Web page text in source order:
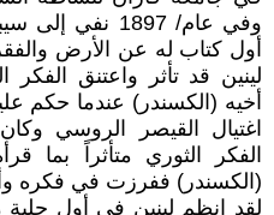
أول كتاب له عن الأرض
لينين قد تأثر واعتنق الفكر
أخيه (الكسندر) عندما حكم
اغتيال القيصر الروسي
الفكر الثوري متأثراً بما
(الكسندر) ففرزت في فكره
لقد انظم لينين في أول